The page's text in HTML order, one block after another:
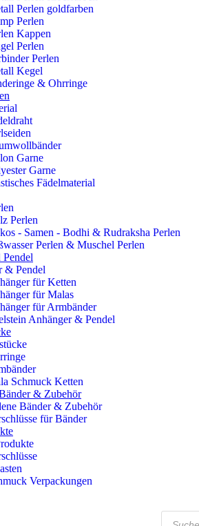
Perlen goldfarben
Perlen
Kappen
Perlen
Perlen
Kegel
& Ohrringe
Garne
Garne
Fädelmaterial
Perlen
- Samen - Bodhi & Rudraksha Perlen
Perlen & Muschel Perlen
& Pendel
für Ketten
für Malas
für Armbänder
Anhänger & Pendel
Schmuck Ketten
& Zubehör
Bänder & Zubehör
für Bänder
Verpackungen
Products